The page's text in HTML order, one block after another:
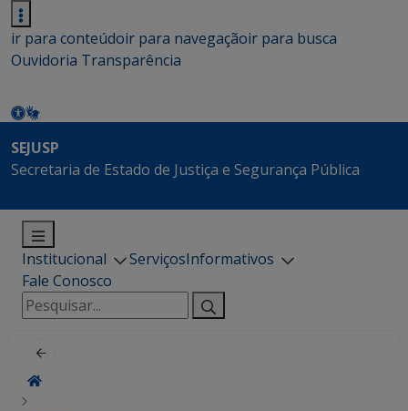
ir para conteúdoir para navegaçãoir para busca
Ouvidoria Transparência
SEJUSP
Secretaria de Estado de Justiça e Segurança Pública
Institucional ServiçosInformativos
Fale Conosco
Pesquisar
por: